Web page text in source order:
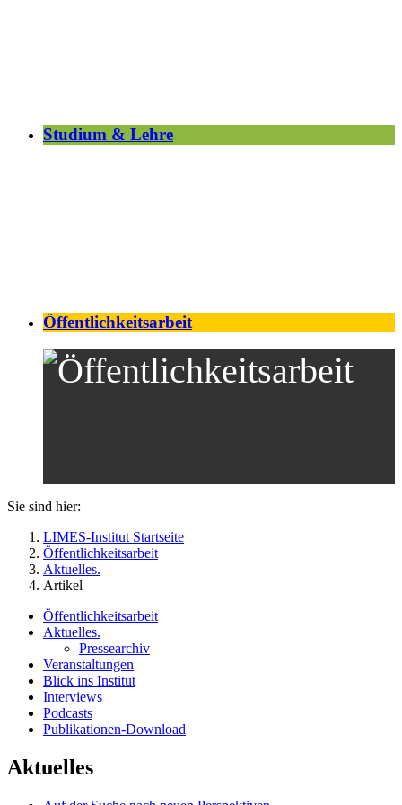
Studium & Lehre
Öffentlichkeitsarbeit
Sie sind hier:
LIMES-Institut Startseite
Öffentlichkeitsarbeit
Aktuelles.
Artikel
Öffentlichkeitsarbeit
Aktuelles.
Pressearchiv
Veranstaltungen
Blick ins Institut
Interviews
Podcasts
Publikationen-Download
Aktuelles